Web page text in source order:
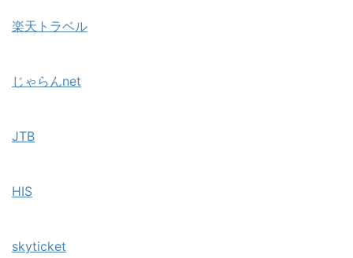
楽天トラベル
じゃらんnet
JTB
HIS
skyticket